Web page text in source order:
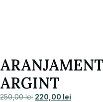
ARGINT
250,00lei 220,00 lei